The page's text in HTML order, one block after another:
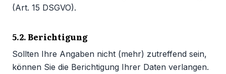
(Art. 15 DSGVO).
5.2. Berichtigung
Sollten Ihre Angaben nicht (mehr) zutreffend sein,
können Sie die Berichtigung Ihrer Daten verlangen.